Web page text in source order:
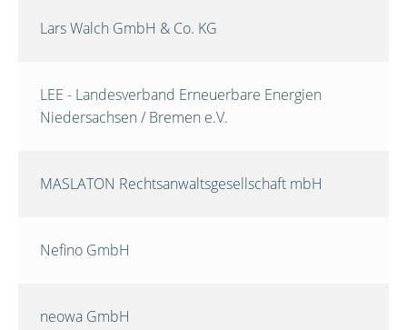
Lars Walch GmbH & Co. KG
LEE - Landesverband Erneuerbare Energien
Niedersachsen / Bremen e.V.
MASLATON Rechtsanwaltsgesellschaft mbH
Nefino GmbH
neowa GmbH